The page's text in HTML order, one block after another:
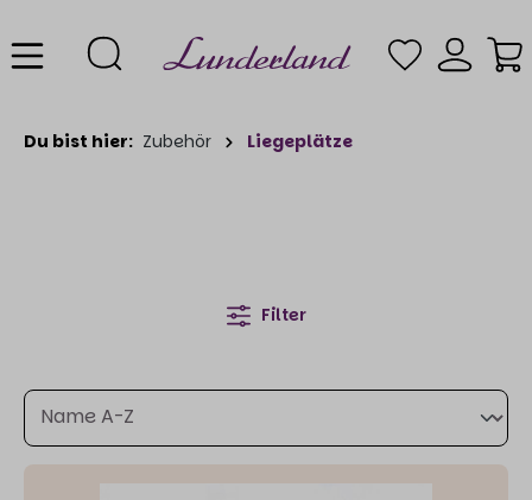
Du bist hier: Zubehör Liegeplätze
Filter